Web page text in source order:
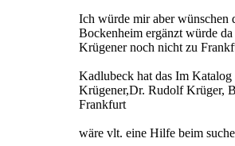
Ich würde mir aber wünschen
Bockenheim ergänzt würde
Krügener noch nicht zu
Kadlubeck hat das Im Katalog
Krügener,Dr. Rudolf Krüger,
Frankfurt
wäre vlt. eine Hilfe beim